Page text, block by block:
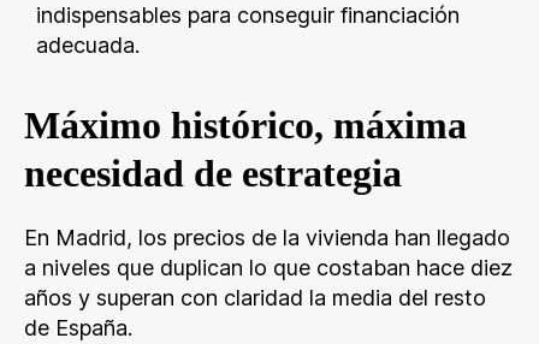
indispensables para conseguir financiación
adecuada.
Máximo histórico, máxima
necesidad de estrategia
En Madrid, los precios de la vivienda han llegado
a niveles que duplican lo que costaban hace diez
años y superan con claridad la media del resto
de España.